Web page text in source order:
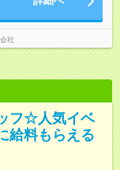
社
フ☆人気イベ
給料もらえる